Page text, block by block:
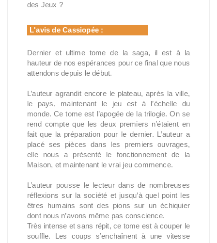
des Jeux ?
L'avis de Cassiopée :
Dernier et ultime tome de la saga, il est à la
hauteur de nos espérances pour ce final que nous
attendons depuis le début.
L’auteur agrandit encore le plateau, après la ville,
le pays, maintenant le jeu est à l’échelle du
monde. Ce tome est l’apogée de la trilogie. On se
rend compte que les deux premiers n’étaient en
fait que la préparation pour le dernier. L’auteur a
placé ses pièces dans les premiers ouvrages,
elle nous a présenté le fonctionnement de la
Maison, et maintenant le vrai jeu commence.
L’auteur pousse le lecteur dans de nombreuses
réflexions sur la société et jusqu’à quel point les
êtres humains sont des pions sur un échiquier
dont nous n’avons même pas conscience.
Très intense et sans répit, ce tome est à couper le
souffle. Les coups s’enchaînent à une vitesse